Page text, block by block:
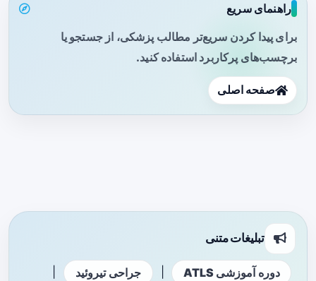
راهنمای سریع
برای پیدا کردن سریع‌تر مطالب پزشکی، از جستجو یا
برچسب‌های پرکاربرد استفاده کنید.
صفحه اصلی
تبلیغات متنی
دوره آموزشی ATLS جراحی تیروئید